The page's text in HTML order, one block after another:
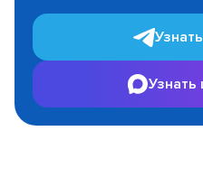
Узнать